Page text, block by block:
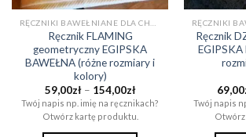
Ręcznik FLAMING
geometryczny EGIPSKA
BAWEŁNA (różne rozmiary i
kolory)
59,00zł – 154,00złZakres
cen:
od
59,00zł
do
Twój napis np. imię na ręcznikach?
Otwórz kartę produktu.
Ręcznik
EGIPSKA
69,00
Twój napis